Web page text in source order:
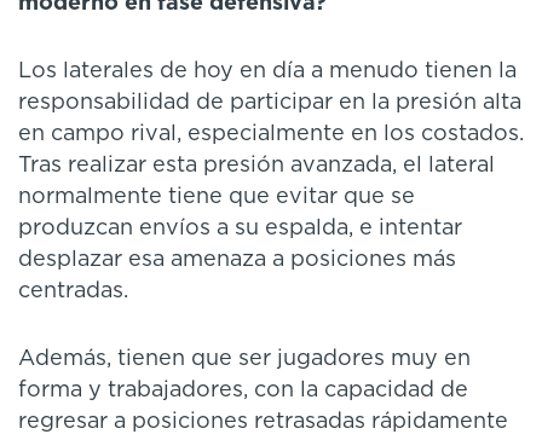
Los laterales de hoy en día a menudo tienen la
responsabilidad de participar en la presión alta
en campo rival, especialmente en los costados.
Tras realizar esta presión avanzada, el lateral
normalmente tiene que evitar que se
produzcan envíos a su espalda, e intentar
desplazar esa amenaza a posiciones más
centradas.
Además, tienen que ser jugadores muy en
forma y trabajadores, con la capacidad de
regresar a posiciones retrasadas rápidamente